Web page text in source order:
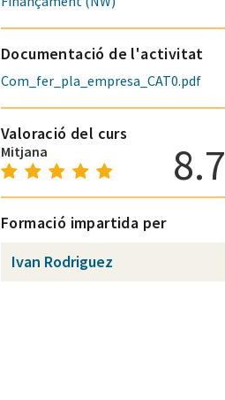
Documentació de l'activitat
Com_fer_pla_empresa_CAT0.pdf
Valoració del curs
Mitjana 8.7
Formació impartida per
Ivan Rodriguez